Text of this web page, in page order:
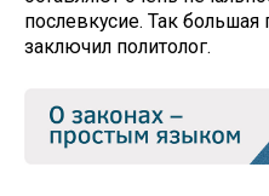
послевкусие. Так большая
заключил политолог.